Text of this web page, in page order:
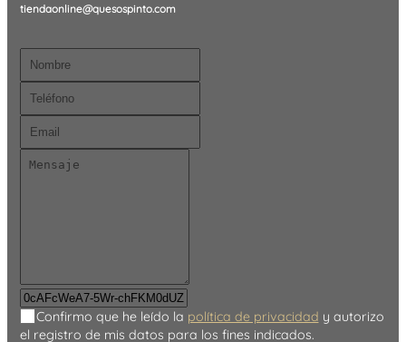
tiendaonline@quesospinto.com
Confirmo que he leído la política de privacidad y autorizo
el registro de mis datos para los fines indicados.